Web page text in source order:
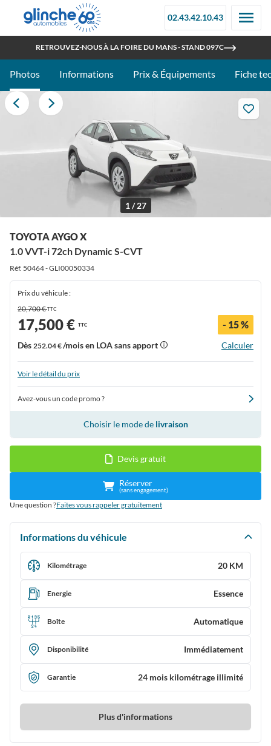
02.43.42.10.43
RETROUVEZ-NOUS À LA FOIRE DU MANS - STAND 097C
OUVERT TOUT L'ÉTÉ
Photos Informations Prix & Équipements Fiche
1 / 27
TOYOTA AYGO X
1.0 VVT-i 72ch Dynamic S-CVT
Réf. 50464 - GLI00050334
Prix du véhicule :
20,700 €TTC
17,500 € TTC - 15 %
Dès 252.04 €/mois en LOA sans apport Calculer
Voir le détail du prix
Avez-vous un code promo ?
Choisir le mode de livraison
Devis gratuit
Réserver
(sans engagement)
Une question ?Faites vous rappeler gratuitement
Informations du véhicule
Kilométrage 20 KM
Energie Essence
Boîte Automatique
Disponibilité Immédiatement
Garantie 24 mois kilométrage illimité
Plus d'informations